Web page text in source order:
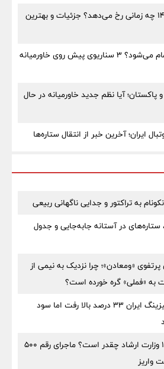
کسوف بزرگ مرداد ۱۴۰۵ چه زمانی رخ می‌دهد؟ جزئیات و بهترین
جنگ ایران و آمریکا تمام می‌شود؟ ۳ سناریوی پیش روی خاورمیانه
پاکستان؛ آیا نظم جدید خاورمیانه در حال
ایران؛ آخرین خبر از انتقال ستاره‌ها
به تراکتور و جدایی ناگهانی ربیعی
ستاره‌های در آستانه جابه‌جایی و جدول
پرتفوی «ومعادن»؛ چرا نزدیک به نیمی از
به «فملی» گره خورده است؟
معمای «ولیز»؛ درآمد لیزینگ ایران ۳۳ درصد بالا رفت اما سود
هدیه روز خبرنگار ۱۴۰۵ وزارت ارشاد چقدر است؟ ماجرای رقم ۵۰۰
واریز